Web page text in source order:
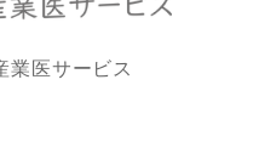
業医サービス